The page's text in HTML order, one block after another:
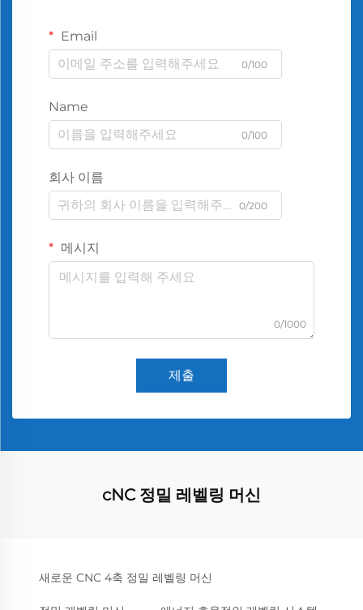
Email
0/100
Name
0/100
회사 이름
0/200
메시지
0/1000
제출
cNC 정밀 레벨링 머신
새로운 CNC 4축 정밀 레벨링 머신